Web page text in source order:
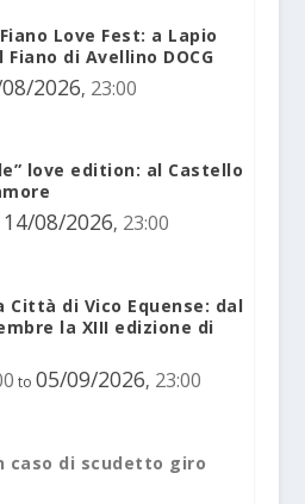
Love Fest: a Lapio
di Avellino DOCG
2026, 23:00
love edition: al Castello
14/08/2026, 23:00
Città di Vico Equense: dal
la XIII edizione di
to 05/09/2026, 23:00
caso di scudetto giro